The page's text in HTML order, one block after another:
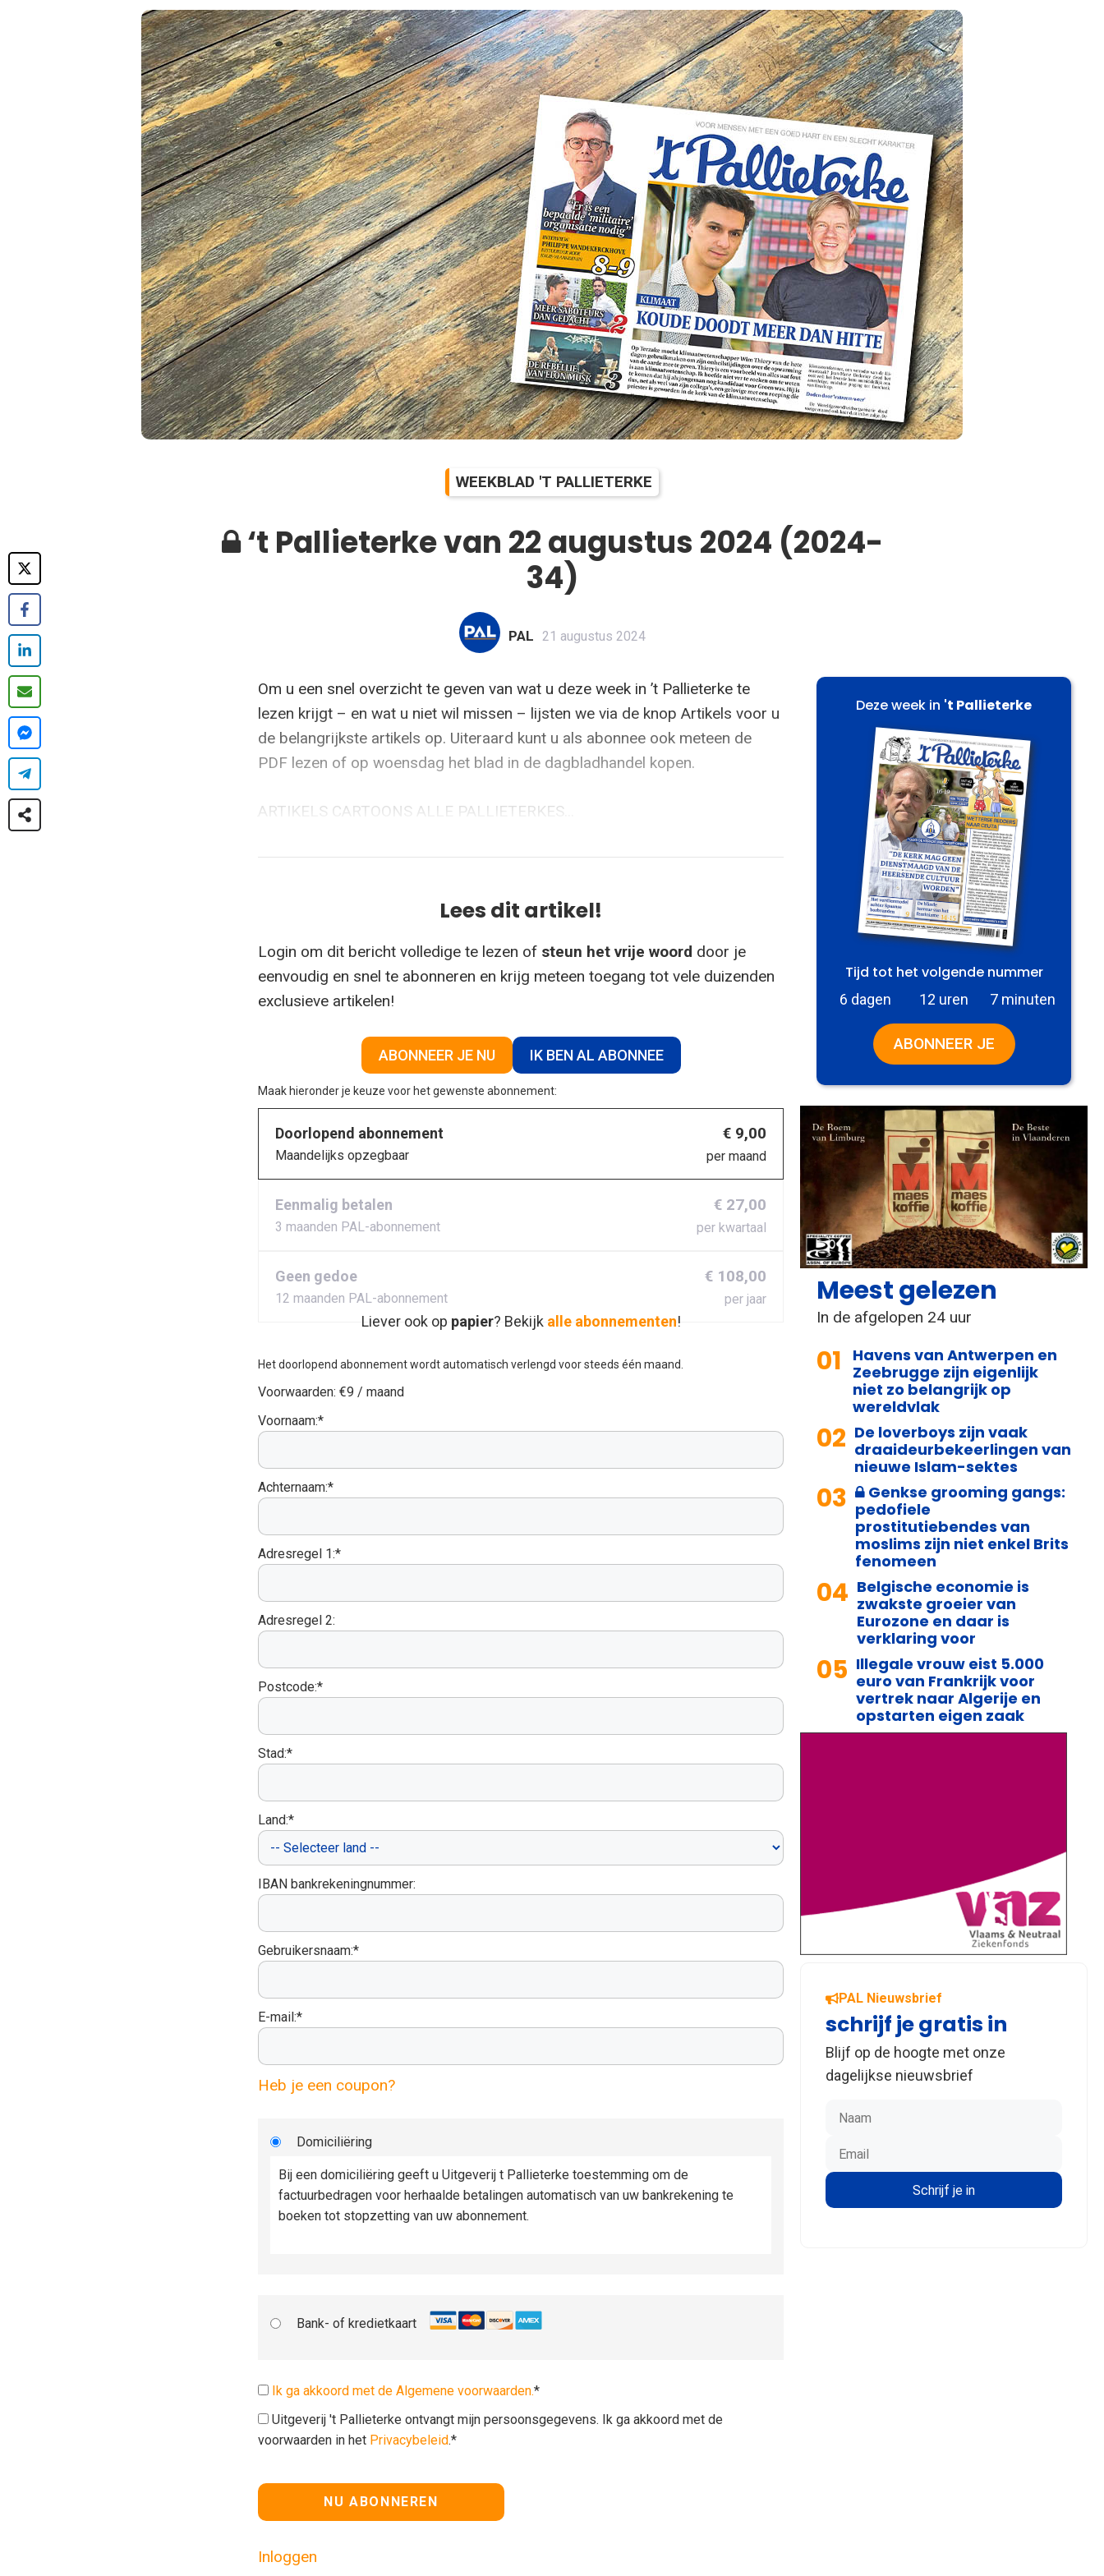
WEEKBLAD 'T PALLIETERKE
‘t Pallieterke van 22 augustus 2024 (2024-
34)
PAL 21 augustus 2024
Om u een snel overzicht te geven van wat u deze week in ’t Pallieterke te
lezen krijgt – en wat u niet wil missen – lijsten we via de knop Artikels voor u
de belangrijkste artikels op. Uiteraard kunt u als abonnee ook meteen de
PDF lezen of op woensdag het blad in de dagbladhandel kopen.
ARTIKELS CARTOONS ALLE PALLIETERKES...
Lees dit artikel!
Login om dit bericht volledige te lezen of steun het vrije woord door je
eenvoudig en snel te abonneren en krijg meteen toegang tot vele duizenden
exclusieve artikelen!
ABONNEER JE NU IK BEN AL ABONNEE
Maak hieronder je keuze voor het gewenste abonnement:
Doorlopend abonnement
Maandelijks opzegbaar
€ 9,00
per maand
Eenmalig betalen
3 maanden PAL-abonnement
€ 27,00
per kwartaal
Geen gedoe
12 maanden PAL-abonnement
€ 108,00
per jaar
Liever ook op papier? Bekijk alle abonnementen!
Het doorlopend abonnement wordt automatisch verlengd voor steeds één maand.
Voorwaarden: €9 / maand
Voornaam:*
Achternaam:*
Adresregel 1:*
Adresregel 2:
Postcode:*
Stad:*
Land:*
IBAN bankrekeningnummer:
Gebruikersnaam:*
E-mail:*
Heb je een coupon?
Domiciliëring
Bij een domiciliëring geeft u Uitgeverij t Pallieterke toestemming om de
factuurbedragen voor herhaalde betalingen automatisch van uw bankrekening te
boeken tot stopzetting van uw abonnement.
Bank- of kredietkaart
Ik ga akkoord met de Algemene voorwaarden.*
Uitgeverij 't Pallieterke ontvangt mijn persoonsgegevens. Ik ga akkoord met de
voorwaarden in het Privacybeleid.*
Geen waarde
Inloggen
Deze week in 't Pallieterke
Tijd tot het volgende nummer
6 dagen 12 uren 7 minuten
ABONNEER JE
Meest gelezen
In de afgelopen 24 uur
01
Havens van Antwerpen en
Zeebrugge zijn eigenlijk
niet zo belangrijk op
wereldvlak
02 De loverboys zijn vaak
draaideurbekeerlingen van
nieuwe Islam-sektes
03
Genkse grooming gangs:
pedofiele
prostitutiebendes van
moslims zijn niet enkel Brits
fenomeen
04 Belgische economie is
zwakste groeier van
Eurozone en daar is
verklaring voor
05 Illegale vrouw eist 5.000
euro van Frankrijk voor
vertrek naar Algerije en
opstarten eigen zaak
PAL Nieuwsbrief
schrijf je gratis in
Blijf op de hoogte met onze
dagelijkse nieuwsbrief